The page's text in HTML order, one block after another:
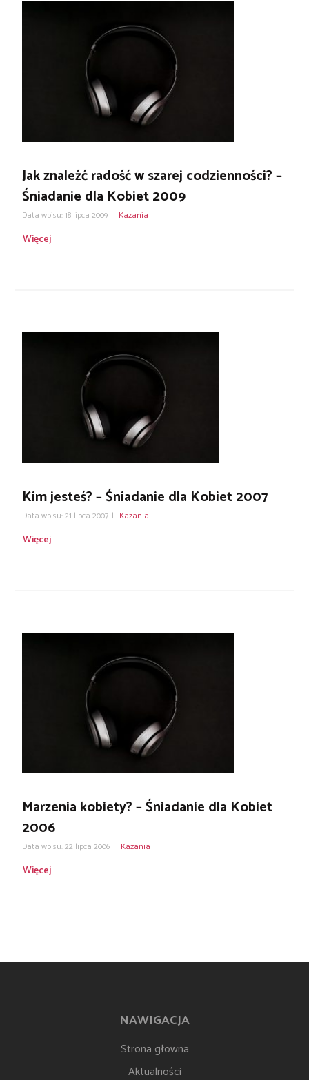
Jak znaleźć radość w szarej codzienności? –
Śniadanie dla Kobiet 2009
Data wpisu: 18 lipca 2009 | Kazania
Więcej
Kim jesteś? – Śniadanie dla Kobiet 2007
Data wpisu: 21 lipca 2007 | Kazania
Więcej
Marzenia kobiety? – Śniadanie dla Kobiet
2006
Data wpisu: 22 lipca 2006 | Kazania
Więcej
NAWIGACJA
Strona głowna
Aktualności